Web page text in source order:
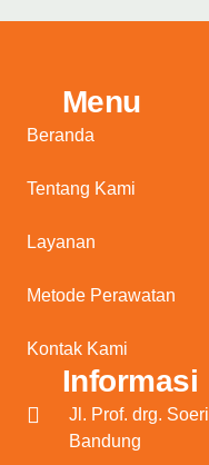
Menu
Beranda
Tentang Kami
Layanan
Metode Perawatan
Kontak Kami
Informasi
Jl. Prof. drg.
Bandung